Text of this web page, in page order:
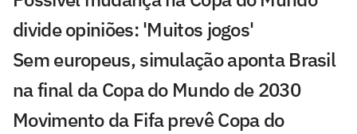
divide opiniões: 'Muitos jogos'
Sem europeus, simulação aponta Brasil
na final da Copa do Mundo de 2030
Movimento da Fifa prevê Copa do